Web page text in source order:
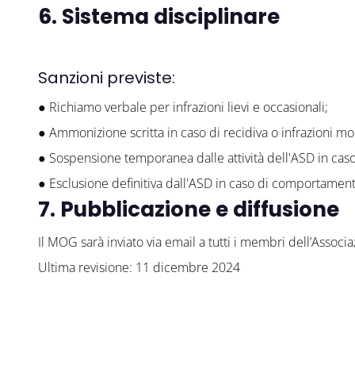
6. Sistema disciplinare
Sanzioni previste:
● Richiamo verbale per infrazioni lievi e occasionali;
● Ammonizione scritta in caso di recidiva o infrazioni
● Sospensione temporanea dalle attività dell'ASD in
● Esclusione definitiva dall'ASD in caso di
7. Pubblicazione e diffusione
Il MOG sarà inviato via email a tutti i membri
Ultima revisione: 11 dicembre 2024